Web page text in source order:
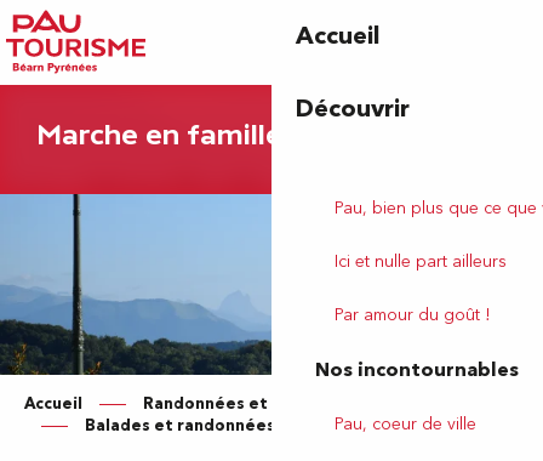
Aller
au
contenu
Accueil
Découvrir
Pau, bien plus que ce
Ici et nulle part ailleurs
Par amour du goût !
Nos incontournables
Pau, coeur de ville
Marche en famille !
Accueil
Randonnées et balades à Pau et alentour
Balades et randonnées en famille